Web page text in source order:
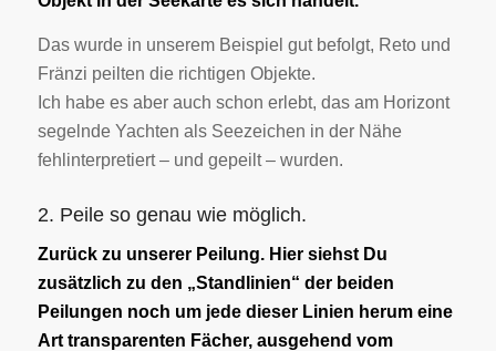
Das wurde in unserem Beispiel gut befolgt, Reto und
Fränzi peilten die richtigen Objekte.
Ich habe es aber auch schon erlebt, das am Horizont
segelnde Yachten als Seezeichen in der Nähe
fehlinterpretiert – und gepeilt – wurden.
2. Peile so genau wie möglich.
Zurück zu unserer Peilung. Hier siehst Du
zusätzlich zu den „Standlinien“ der beiden
Peilungen noch um jede dieser Linien herum eine
Art transparenten Fächer, ausgehend vom